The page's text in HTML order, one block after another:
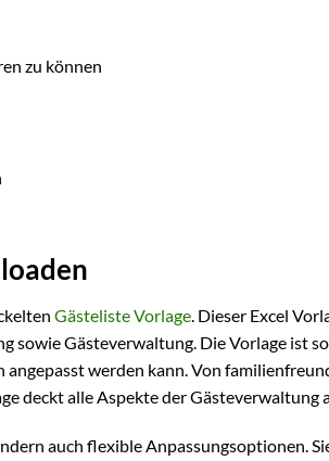
zu können
Gästeliste Vorlage . Dieser Excel
sowie Gästeverwaltung. Die Vorlage ist so
werden kann. Von
deckt alle Aspekte der Gästeverwaltung
auch flexible Anpassungsoptionen.